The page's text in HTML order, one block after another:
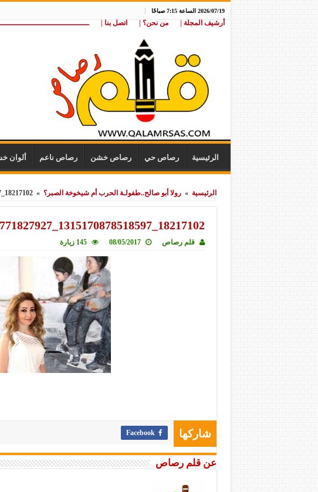
2026/07/19 الساعة 7:15 صباحًا
أرشيف المجلة | من نحن؟ | اتصل بنا |
الرئيسية رصاص حي رصاص خشن رصاص ناعم ألوان
الرئيسية » رولا أبو صالح..طفولـة الحرب أم شيخوخة الصبر؟ »
18217102_1315170878518597_771827927_n
18217102_1315170878518597_771827927_n
قلم رصاص 08/05/2017 145 زيارة
شاركها Facebook
عن قلم رصاص